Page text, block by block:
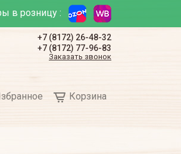
в розницу :
+7 (8172) 26-48-32
+7 (8172) 77-96-83
Заказать звонок
Корзина